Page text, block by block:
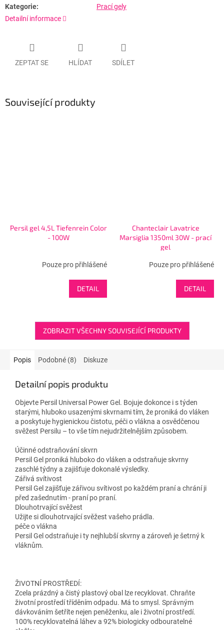
Kategorie:
Prací gely
Detailní informace
ZEPTAT SE HLÍDAT SDÍLET
Související produkty
Persil gel 4,5L Tiefenrein Color
- 100W
Pouze pro přihlášené
DETAIL
Chanteclair Lavatrice
Marsiglia 1350ml 30W - prací
gel
Pouze pro přihlášené
DETAIL
ZOBRAZIT VŠECHNY SOUVISEJÍCÍ PRODUKTY
Popis Podobné (8) Diskuze
Detailní popis produktu
Objevte Persil Universal Power Gel. Bojuje dokonce i s týden
starými, hluboko usazenými skvrnami tím, že proniká do vláken
a poskytuje hygienickou čistotu, péči o vlákna a osvědčenou
svěžest Persilu – to vše tím nejudržitelnějším způsobem.
Účinné odstraňování skvrn
Persil Gel proniká hluboko do vláken a odstraňuje skvrny
zaschlé týdny a zajišťuje dokonalé výsledky.
Zářivá svítivost
Persil Gel zajišťuje zářivou svítivost po každém praní a chrání ji
před zašednutím - praní po praní.
Dlouhotrvající svěžest
Užijte si dlouhotrvající svěžest vašeho prádla.
péče o vlákna
Persil Gel odstraňuje i ty nejhlubší skvrny a zároveň je šetrný k
vláknům.
ŽIVOTNÍ PROSTŘEDÍ:
Zcela prázdný a čistý plastový obal lze recyklovat. Chraňte
životní prostředí tříděním odpadu. Má to smysl. Správným
dávkováním šetříte nejen peněženku, ale i životní prostředí.
100% recyklovatelná láhev a 92% biologicky odbouratelné